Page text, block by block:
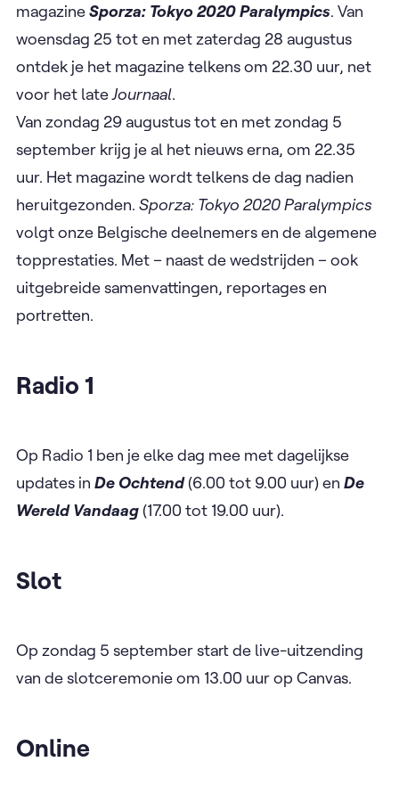
magazineSporza: Tokyo 2020 Paralympics. Van
woensdag 25 tot en met zaterdag 28 augustus
ontdek je het magazine telkens om 22.30 uur, net
voor het lateJournaal.
Van zondag 29 augustus tot en met zondag 5
september krijg je al het nieuws erna, om 22.35
uur. Het magazine wordt telkens de dag nadien
heruitgezonden. Sporza: Tokyo 2020 Paralympics
volgt onze Belgische deelnemers en de algemene
topprestaties. Met – naast de wedstrijden – ook
uitgebreide samenvattingen, reportages en
portretten.
Radio 1
Op Radio 1 ben je elke dag mee met dagelijkse
updates in De Ochtend(6.00 tot 9.00 uur) en De
Wereld Vandaag(17.00 tot 19.00 uur).
Slot
Op zondag 5 september start de live-uitzending
van de slotceremonie om 13.00 uur op Canvas.
Online